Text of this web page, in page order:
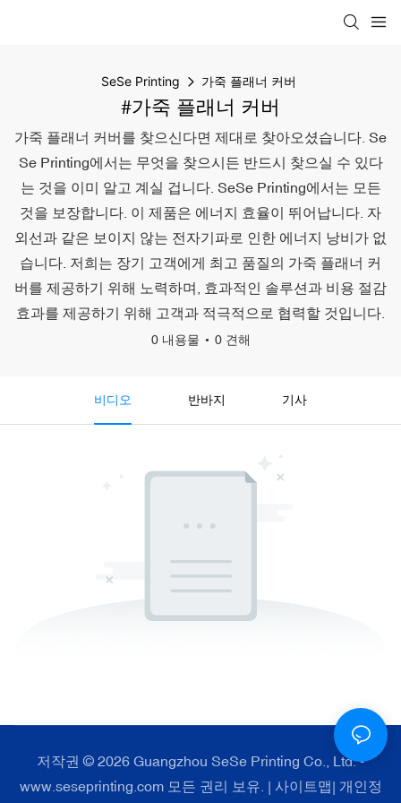
SeSe Printing 가죽 플래너 커버
#가죽 플래너 커버
가죽 플래너 커버를 찾으신다면 제대로 찾아오셨습니다. Se
Se Printing에서는 무엇을 찾으시든 반드시 찾으실 수 있다
는 것을 이미 알고 계실 겁니다. SeSe Printing에서는 모든
것을 보장합니다. 이 제품은 에너지 효율이 뛰어납니다. 자
외선과 같은 보이지 않는 전자기파로 인한 에너지 낭비가 없
습니다. 저희는 장기 고객에게 최고 품질의 가죽 플래너 커
버를 제공하기 위해 노력하며, 효과적인 솔루션과 비용 절감
효과를 제공하기 위해 고객과 적극적으로 협력할 것입니다.
0 내용물 0 견해
비디오 반바지 기사
저작권 © 2026 Guangzhou SeSe Printing Co., Ltd. -
www.seseprinting.com 모든 권리 보유. | 사이트맵| 개인정